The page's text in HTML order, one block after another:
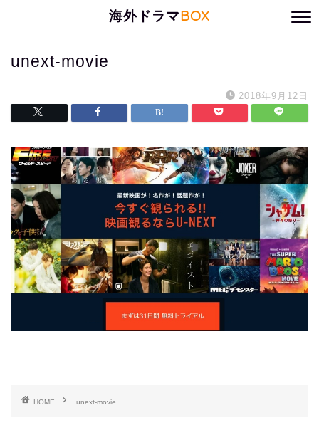
海外ドラマBOX
unext-movie
2018年9月12日
HOME unext-movie